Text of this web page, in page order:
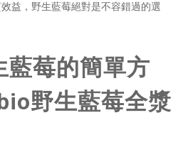
益，野生藍莓絕對是不容錯過的選
藍莓的簡單方
野生藍莓全漿